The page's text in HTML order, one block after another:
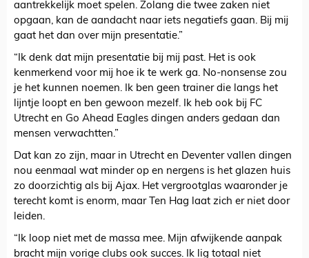
aantrekkelijk moet spelen. Zolang die twee zaken niet
opgaan, kan de aandacht naar iets negatiefs gaan. Bij mij
gaat het dan over mijn presentatie.”
“Ik denk dat mijn presentatie bij mij past. Het is ook
kenmerkend voor mij hoe ik te werk ga. No-nonsense zou
je het kunnen noemen. Ik ben geen trainer die langs het
lijntje loopt en ben gewoon mezelf. Ik heb ook bij FC
Utrecht en Go Ahead Eagles dingen anders gedaan dan
mensen verwachtten.”
Dat kan zo zijn, maar in Utrecht en Deventer vallen dingen
nou eenmaal wat minder op en nergens is het glazen huis
zo doorzichtig als bij Ajax. Het vergrootglas waaronder je
terecht komt is enorm, maar Ten Hag laat zich er niet door
leiden.
“Ik loop niet met de massa mee. Mijn afwijkende aanpak
bracht mijn vorige clubs ook succes. Ik lig totaal niet